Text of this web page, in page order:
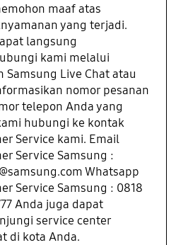
maaf atas
yang terjadi.
langsung
kami melalui
Samsung Live Chat atau
nomor pesanan
telepon Anda yang
hubungi ke kontak
Service kami. Email
Service Samsung :
Whatsapp
Service Samsung : 0818
Anda juga dapat
service center
di kota Anda.